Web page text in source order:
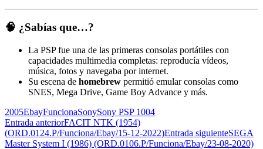
🧠 ¿Sabías que…?
La PSP fue una de las primeras consolas portátiles con
capacidades multimedia completas: reproducía vídeos,
música, fotos y navegaba por internet.
Su escena de homebrew permitió emular consolas como
SNES, Mega Drive, Game Boy Advance y más.
2005EbayFuncionaSonySony PSP 1004
Navegación
de
Entrada anteriorFACIT NTK (1954)
(ORD.0124.P/Funciona/Ebay/15-12-2022)Entrada siguienteSEGA
Master System I (1986) (ORD.0106.P/Funciona/Ebay/23-08-2020)